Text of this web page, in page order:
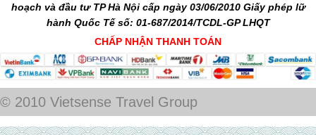
hoạch và đầu tư TP Hà Nội cấp ngày 03/06/2010 Giấy phép lữ
hành Quốc Tế số: 01-687/2014/TCDL-GP LHQT
CHẤP NHẬN THANH TOÁN
© 2010 Vietsense Travel Group